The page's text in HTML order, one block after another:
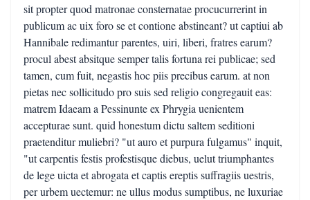
sit propter quod matronae consternatae procucurrerint in
publicum ac uix foro se et contione abstineant? ut captiui ab
Hannibale redimantur parentes, uiri, liberi, fratres earum?
procul abest absitque semper talis fortuna rei publicae; sed
tamen, cum fuit, negastis hoc piis precibus earum. at non
pietas nec sollicitudo pro suis sed religio congregauit eas:
matrem Idaeam a Pessinunte ex Phrygia uenientem
accepturae sunt. quid honestum dictu saltem seditioni
praetenditur muliebri? "ut auro et purpura fulgamus" inquit,
"ut carpentis festis profestisque diebus, uelut triumphantes
de lege uicta et abrogata et captis ereptis suffragiis uestris,
per urbem uectemur: ne ullus modus sumptibus, ne luxuriae